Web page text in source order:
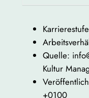
Quelle:
Kultur
+0100